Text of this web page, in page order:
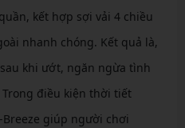
kết hợp sợi vải 4 chiều
nhanh chóng. Kết quả là,
khi ướt, ngăn ngừa tình
điều kiện thời tiết
giúp người chơi